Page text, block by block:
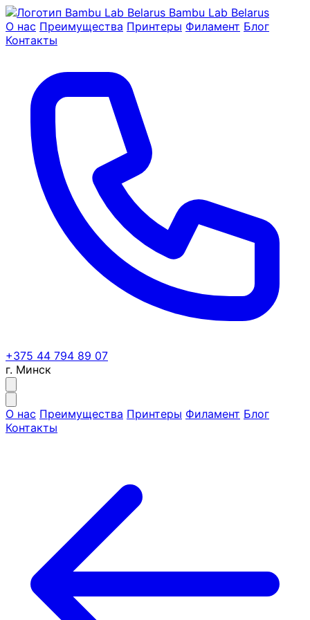
Bambu Lab Belarus
О нас Преимущества Принтеры Филамент Блог
Контакты
+375 44 794 89 07
г. Минск
О нас Преимущества Принтеры Филамент Блог
Контакты